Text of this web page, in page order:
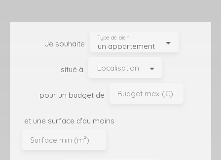
Je souhaite un appartement
Type de bien
situé à Localisation
pour un budget de Budget max (€)
et une surface d'au moins
Surface min (m²)